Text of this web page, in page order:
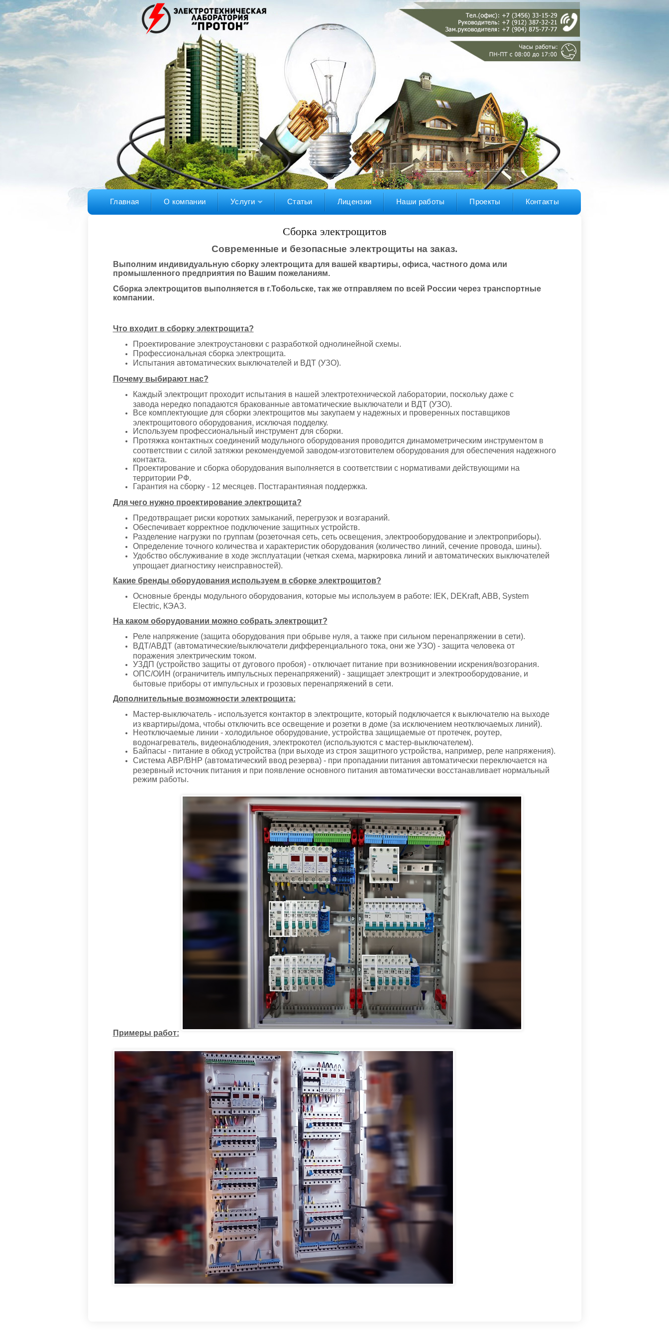
Главная О компании Услуги Статьи Лицензии Наши работы Проекты Контакты
Сборка электрощитов
Современные и безопасные электрощиты на заказ.
Выполним индивидуальную сборку электрощита для вашей квартиры, офиса, частного дома или
промышленного предприятия по Вашим пожеланиям.
Сборка электрощитов выполняется в г.Тобольске, так же отправляем по всей России через транспортные
компании.
Что входит в сборку электрощита?
Проектирование электроустановки с разработкой однолинейной схемы.
Профессиональная сборка электрощита.
Испытания автоматических выключателей и ВДТ (УЗО).
Почему выбирают нас?
Каждый электрощит проходит испытания в нашей электротехнической лаборатории, поскольку даже с
завода нередко попадаются бракованные автоматические выключатели и ВДТ (УЗО).
Все комплектующие для сборки электрощитов мы закупаем у надежных и проверенных поставщиков
электрощитового оборудования, исключая подделку.
Используем профессиональный инструмент для сборки.
Протяжка контактных соединений модульного оборудования проводится динамометрическим инструментом в
соответствии с силой затяжки рекомендуемой заводом-изготовителем оборудования для обеспечения надежного
контакта.
Проектирование и сборка оборудования выполняется в соответствии с нормативами действующими на
территории РФ.
Гарантия на сборку - 12 месяцев. Постгарантияная поддержка.
Для чего нужно проектирование электрощита?
Предотвращает риски коротких замыканий, перегрузок и возгараний.
Обеспечивает корректное подключение защитных устройств.
Разделение нагрузки по группам (розеточная сеть, сеть освещения, электрооборудование и электроприборы).
Определение точного количества и характеристик оборудования (количество линий, сечение провода, шины).
Удобство обслуживание в ходе эксплуатации (четкая схема, маркировка линий и автоматических выключателей
упрощает диагностику неисправностей).
Какие бренды оборудования используем в сборке электрощитов?
Основные бренды модульного оборудования, которые мы используем в работе: IEK, DEKraft, ABB, System
Electric, КЭАЗ.
На каком оборудовании можно собрать электрощит?
Реле напряжение (защита оборудования при обрыве нуля, а также при сильном перенапряжении в сети).
ВДТ/АВДТ (автоматические/выключатели дифференциального тока, они же УЗО) - защита человека от
поражения электрическим током.
УЗДП (устройство защиты от дугового пробоя) - отключает питание при возникновении искрения/возгорания.
ОПС/ОИН (ограничитель импульсных перенапряжений) - защищает электрощит и электрооборудование, и
бытовые приборы от импульсных и грозовых перенапряжений в сети.
Дополнительные возможности электрощита:
Мастер-выключатель - используется контактор в электрощите, который подключается к выключателю на выходе
из квартиры/дома, чтобы отключить все освещение и розетки в доме (за исключением неотключаемых линий).
Неотключаемые линии - холодильное оборудование, устройства защищаемые от протечек, роутер,
водонагреватель, видеонаблюдения, электрокотел (используются с мастер-выключателем).
Байпасы - питание в обход устройства (при выходе из строя защитного устройства, например, реле напряжения).
Система АВР/ВНР (автоматический ввод резерва) - при пропадании питания автоматически переключается на
резервный источник питания и при появление основного питания автоматически восстанавливает нормальный
режим работы.
Примеры работ: